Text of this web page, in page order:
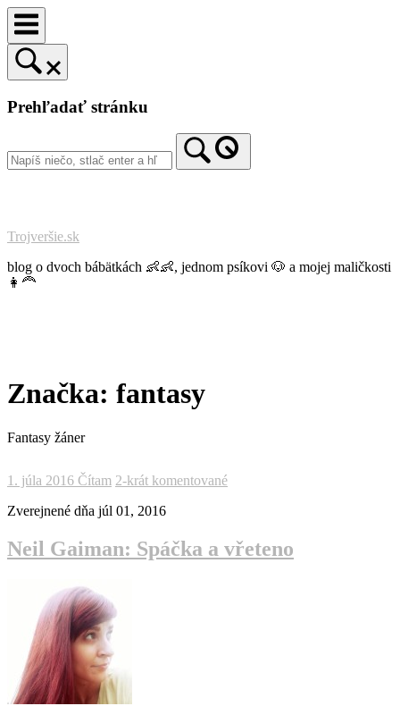
Prejsť
na
obsah
Prehľadať stránku
Trojveršie.sk
blog o dvoch bábätkách 👶👶, jednom psíkovi 🐶 a mojej maličkosti
👩‍🦰
Značka: fantasy
Fantasy žáner
1. júla 2016 Čítam 2-krát komentované
Zverejnené dňa júl 01, 2016
Neil Gaiman: Spáčka a vřeteno